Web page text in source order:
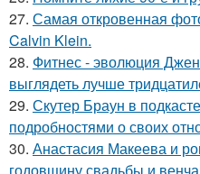
27. Самая откровенная
Calvin Klein.
28. Фитнес - эволюция
выглядеть лучше
29. Скутер Браун в
подробностями о своих
30. Анастасия Макеева и